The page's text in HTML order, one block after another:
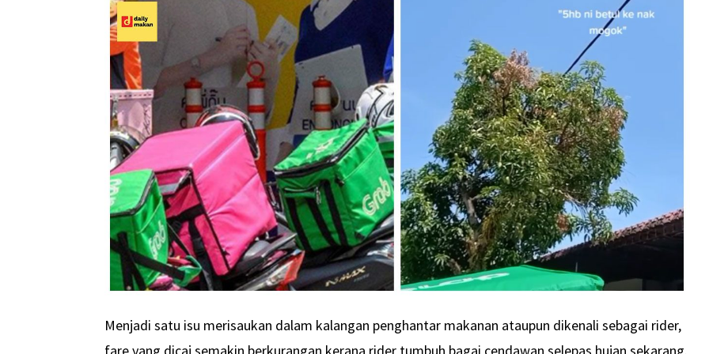
Menjadi satu isu merisaukan dalam kalangan penghantar makanan ataupun dikenali sebagai rider,
fare yang dicaj semakin berkurangan kerana rider tumbuh bagai cendawan selepas hujan sekarang.